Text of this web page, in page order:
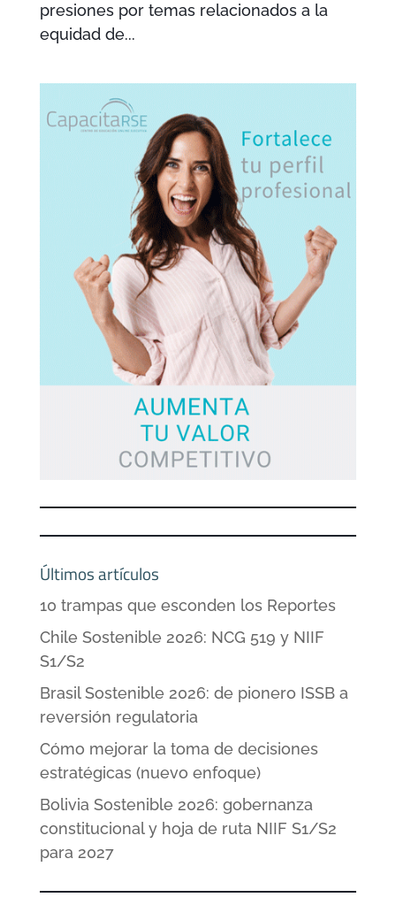
presiones por temas relacionados a la
equidad de...
Últimos artículos
10 trampas que esconden los Reportes
Chile Sostenible 2026: NCG 519 y NIIF
S1/S2
Brasil Sostenible 2026: de pionero ISSB a
reversión regulatoria
Cómo mejorar la toma de decisiones
estratégicas (nuevo enfoque)
Bolivia Sostenible 2026: gobernanza
constitucional y hoja de ruta NIIF S1/S2
para 2027